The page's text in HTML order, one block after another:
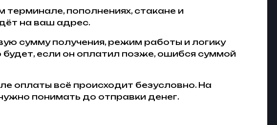
терминале, пополнениях, стакане и
на ваш адрес.
сумму получения, режим работы и логику
будет, если он оплатил позже, ошибся суммой
оплаты всё происходит безусловно. На
понимать до отправки денег.